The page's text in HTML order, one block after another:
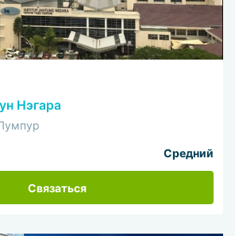
Нэгара
Средний
Связаться